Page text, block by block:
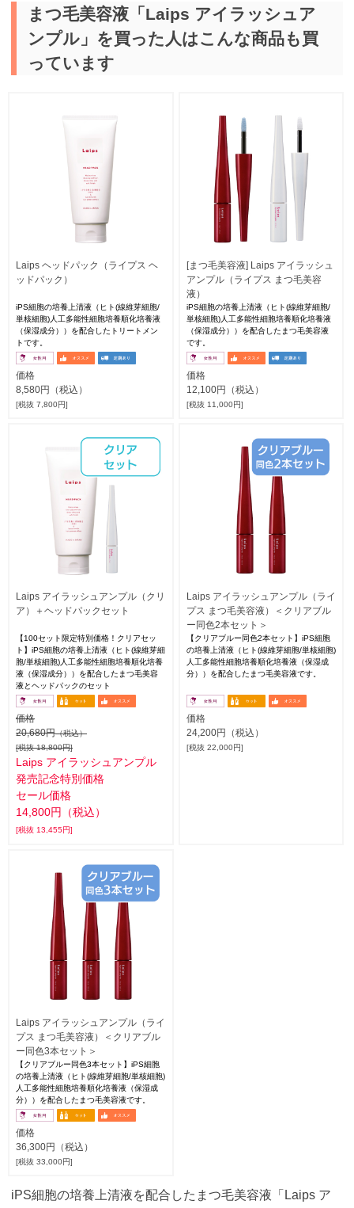
まつ毛美容液「Laips アイラッシュア
ンプル」を買った人はこんな商品も買
っています
Laips ヘッドパック（ライプス ヘ
ッドパック）
iPS細胞の培養上清液（ヒト(線維芽細胞/
単核細胞)人工多能性細胞培養順化培養液
（保湿成分））を配合したトリートメン
トです。
価格
8,580円（税込）
[税抜 7,800円]
[まつ毛美容液] Laips アイラッシュ
アンプル（ライプス まつ毛美容
液）
iPS細胞の培養上清液（ヒト(線維芽細胞/
単核細胞)人工多能性細胞培養順化培養液
（保湿成分））を配合したまつ毛美容液
です。
価格
12,100円（税込）
[税抜 11,000円]
Laips アイラッシュアンプル（クリ
ア）＋ヘッドパックセット
【100セット限定特別価格！クリアセッ
ト】iPS細胞の培養上清液（ヒト(線維芽細
胞/単核細胞)人工多能性細胞培養順化培養
液（保湿成分））を配合したまつ毛美容
液とヘッドパックのセット
価格
20,680円（税込）
[税抜 18,800円]
Laips アイラッシュアンプル
発売記念特別価格
セール価格
14,800円（税込）
[税抜 13,455円]
Laips アイラッシュアンプル（ライ
プス まつ毛美容液）＜クリアブル
ー同色2本セット＞
【クリアブルー同色2本セット】iPS細胞
の培養上清液（ヒト(線維芽細胞/単核細胞)
人工多能性細胞培養順化培養液（保湿成
分））を配合したまつ毛美容液です。
価格
24,200円（税込）
[税抜 22,000円]
Laips アイラッシュアンプル（ライ
プス まつ毛美容液）＜クリアブル
ー同色3本セット＞
【クリアブルー同色3本セット】iPS細胞
の培養上清液（ヒト(線維芽細胞/単核細胞)
人工多能性細胞培養順化培養液（保湿成
分））を配合したまつ毛美容液です。
価格
36,300円（税込）
[税抜 33,000円]
iPS細胞の培養上清液を配合したまつ毛美容液「Laips ア